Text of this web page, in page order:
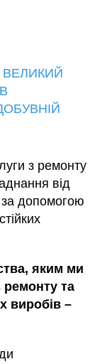
з ремонту
від
за допомогою
яким ми
ремонту та
виробів –